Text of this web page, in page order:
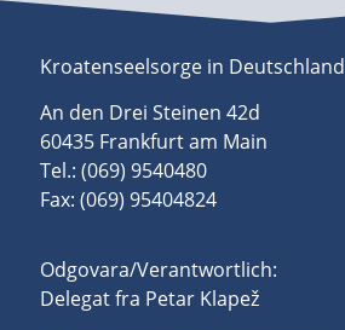
Kroatenseelsorge in Deutschland
An den Drei Steinen 42d
60435 Frankfurt am Main
Tel.: (069) 9540480
Fax: (069) 95404824
Odgovara/Verantwortlich:
Delegat fra Petar Klapež